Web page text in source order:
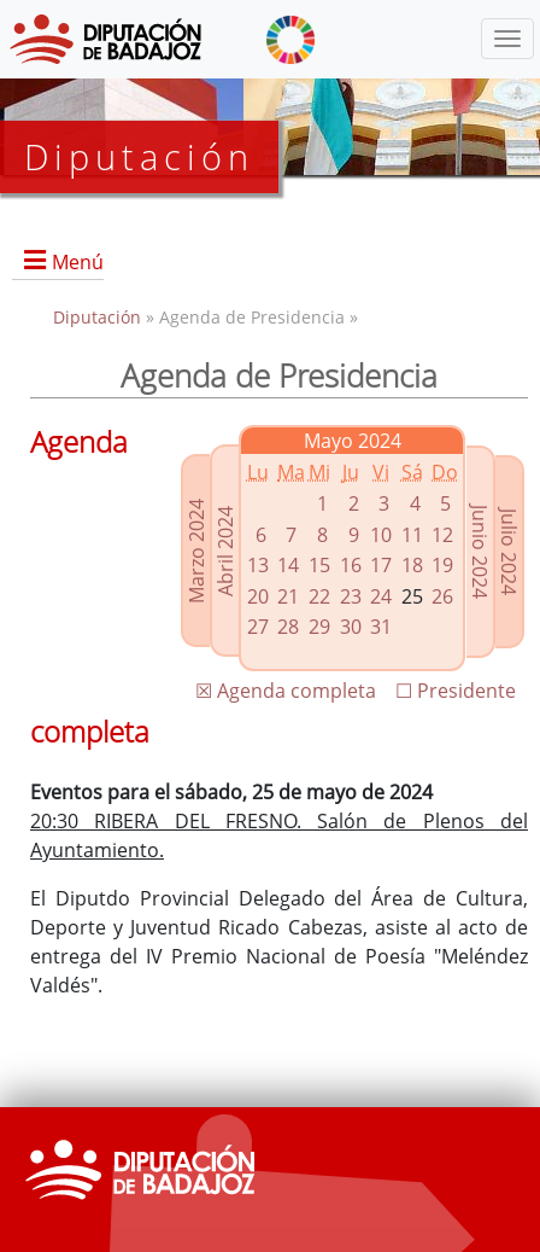
Diputación
Menú
Presidencia
Grupos Políticos
Enlaces relacionados
Agenda de Presidencia
Plenos provinciales y Juntas de gobierno
Oficina de Proyectos Europeos
Diputación » Agenda de Presidencia »
Agenda de Presidencia
Marzo 2024Abril 2024
Mayo 2024
Lu Ma Mi Ju Vi Sá Do
1
2 3 4
5
6
7 8 9 10 11 12
13 14 15 16 17 18 19
20 21 22 23 24 25 26
27 28 29 30 31
Julio 2024
Junio 2024
☐ Presidente
☒ Agenda completa
Agenda
completa
Eventos para el sábado, 25 de mayo de 2024
20:30 RIBERA DEL FRESNO. Salón de Plenos del
Ayuntamiento.
El Diputdo Provincial Delegado del Área de Cultura,
Deporte y Juventud Ricado Cabezas, asiste al acto de
entrega del IV Premio Nacional de Poesía "Meléndez
Valdés".